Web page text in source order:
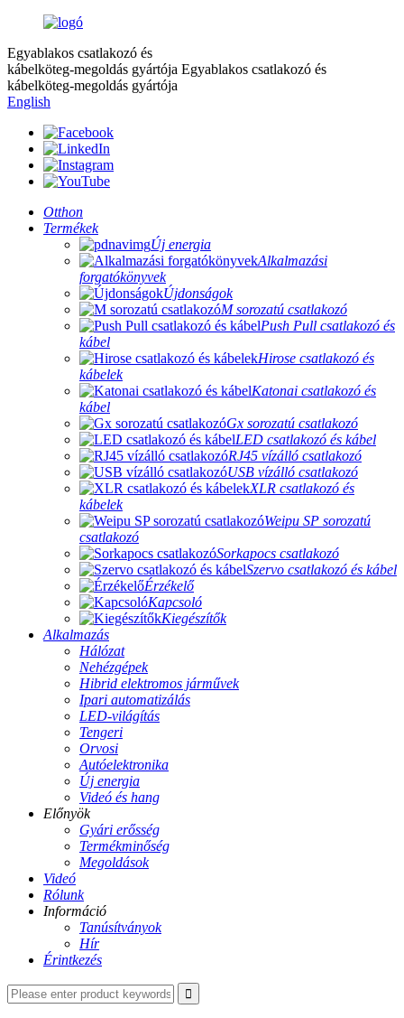
Egyablakos csatlakozó és
kábelköteg-megoldás gyártója Egyablakos csatlakozó és
kábelköteg-megoldás gyártója
English
Otthon
Termékek
Új energia
Alkalmazási
forgatókönyvek
Újdonságok
M sorozatú csatlakozó
Push Pull csatlakozó és
kábel
Hirose csatlakozó és
kábelek
Katonai csatlakozó és
kábel
Gx sorozatú csatlakozó
LED csatlakozó és kábel
RJ45 vízálló csatlakozó
USB vízálló csatlakozó
XLR csatlakozó és
kábelek
Weipu SP sorozatú
csatlakozó
Sorkapocs csatlakozó
Szervo csatlakozó és kábel
Érzékelő
Kapcsoló
Kiegészítők
Alkalmazás
Hálózat
Nehézgépek
Hibrid elektromos járművek
Ipari automatizálás
LED-világítás
Tengeri
Orvosi
Autóelektronika
Új energia
Videó és hang
Előnyök
Gyári erősség
Termékminőség
Megoldások
Videó
Rólunk
Információ
Tanúsítványok
Hír
Érintkezés